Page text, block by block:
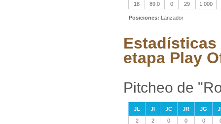
18
89.0 0 29 1.000
Posiciones: Lanzador
etapa Play
Pitcheo de
JL JI JC JR JG
2
2 0 0 0